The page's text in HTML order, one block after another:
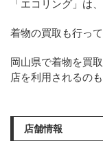
「エコリング」は
着物の買取も行って
岡山県で着物を買
店を利用されるの
店舗情報